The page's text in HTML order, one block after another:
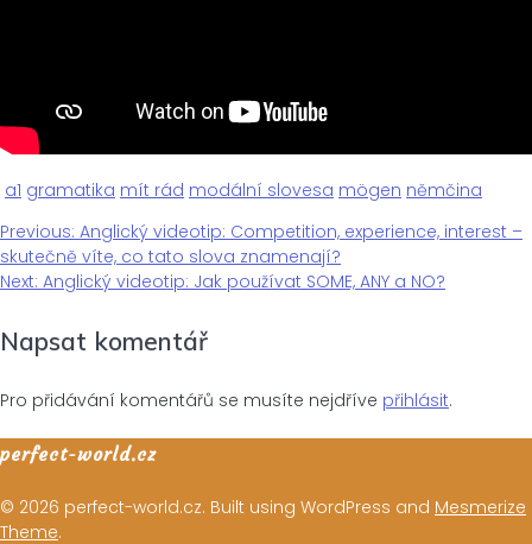
a1 gramatika mít rád modální slovesa mögen němčina
Navigace
pro
příspěvek
Previous: Previous
post:
Anglický videotip: Competition, experience, interest –
skutečně víte, co tato slova znamenají?
Next: Next
Anglický videotip: Jak používat SOME, ANY a NO?
Napsat komentář
Pro přidávání komentářů se musíte nejdříve přihlásit.
perfect-world.cz
© 2026 perfect-world.cz. Built using WordPress and Mesmerize
Theme.